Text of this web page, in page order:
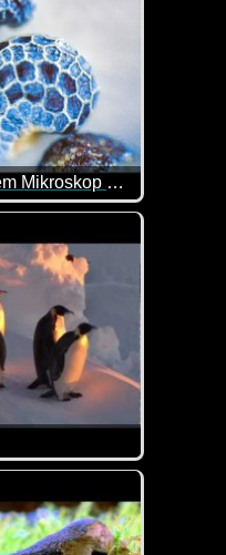
Was ist das? - unter dem Mikroskop betrachtet
Dinge unter dem
erzählt von seinem Alltag